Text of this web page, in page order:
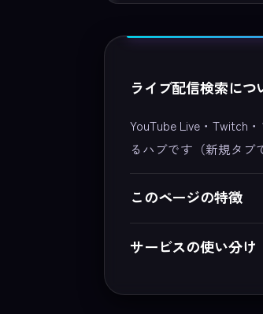
ライブ配信検索につ
YouTube Live・Twitch
るハブです（新規タブ
このページの特徴
サービスの使い分け